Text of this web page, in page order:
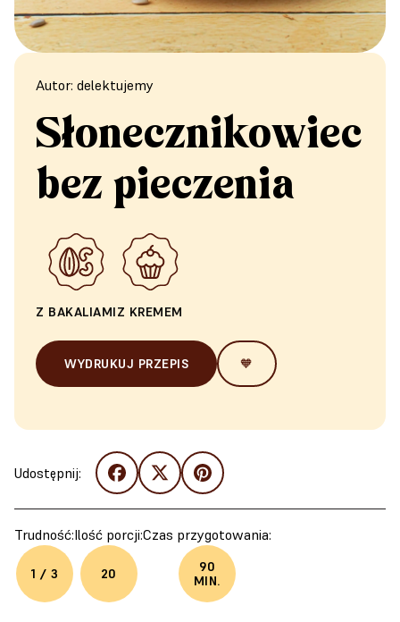
Autor: delektujemy
Słonecznikowiec
bez pieczenia
Z BAKALIAMIZ KREMEM
WYDRUKUJ PRZEPIS 🧡
Udostępnij:
Trudność:
1 / 3
Ilość porcji:
20
Czas przygotowania:
90
MIN.